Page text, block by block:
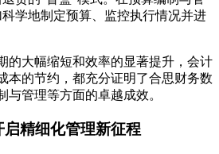
学地制定预算、监控执行情况并进
的大幅缩短和效率的显著提升，会计
本的节约，都充分证明了合思财务数
与管理等方面的卓越成效。
精细化管理新征程